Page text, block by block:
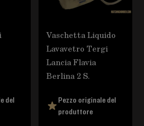
del
Vaschetta Liquido
Lavavetro Tergi
Lancia Flavia
Berlina 2 S.
Pezzo originale del
produttore